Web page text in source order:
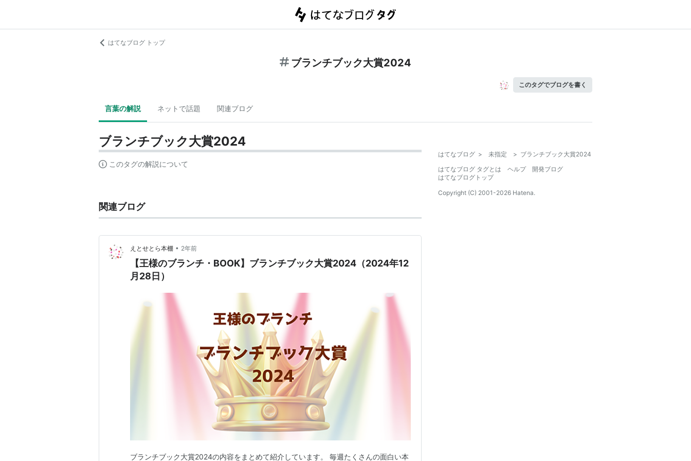
はてなブログ トップ
ブランチブック大賞2024
このタグでブログを書く
言葉の解説 ネットで話題 関連ブログ
ブランチブック大賞2024
このタグの解説について
関連ブログ
えとせとら本棚 • 2年前
【王様のブランチ・BOOK】ブランチブック大賞2024（2024年12
月28日）
ブランチブック大賞2024の内容をまとめて紹介しています。 毎週たくさんの面白い本
はてなブログ > 未指定 > ブランチブック大賞2024
はてなブログ タグとは
ヘルプ
開発ブログ
はてなブログトップ
Copyright (C) 2001-2026 Hatena.